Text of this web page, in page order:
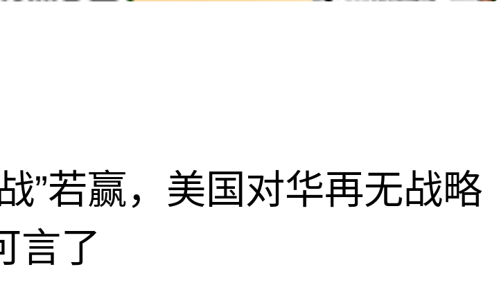
”若赢，美国对华再无战略
言了